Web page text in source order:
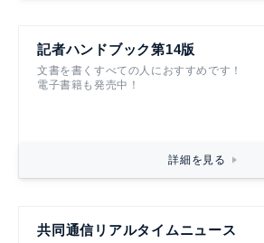
記者ハンドブック第14版
文書を書くすべての人におすすめです！
電子書籍も発売中！
詳細を見る
共同通信リアルタイムニュース